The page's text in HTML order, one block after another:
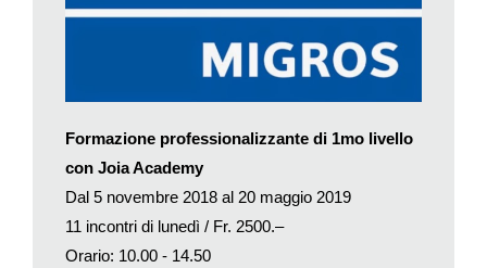
Si tratta di un’occasione davvero unica per acquisire, fianco a
fianco con grandi professionisti del settore, una formazione
specialistica in ambito vegetariano.
Formazione professionalizzante di 1mo livello
con Joia Academy
Dal 5 novembre 2018 al 20 maggio 2019
11 incontri di lunedì / Fr. 2500.–
Orario: 10.00 - 14.50